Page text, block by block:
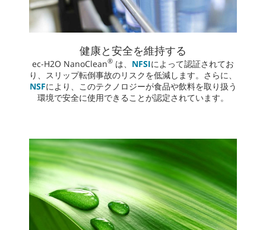
健康と安全を維持する
ec-H2O NanoClean® は、 NFSIによって認証されてお
り、スリップ転倒事故のリスクを低減します。さらに、
NSFにより、このテクノロジーが食品や飲料を取り扱う
環境で安全に使用できることが認定されています。